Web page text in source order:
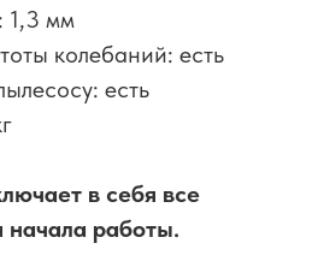
1,3 мм
колебаний: есть
есть
в себя все
начала работы.